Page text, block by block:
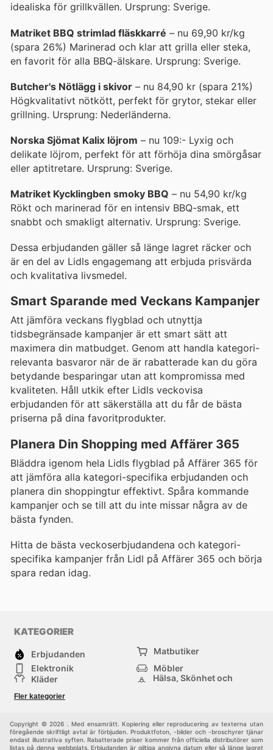
idealiska för grillkvällen. Ursprung: Sverige.
Matriket BBQ strimlad fläskkarré – nu 69,90 kr/kg
(spara 26%) Marinerad och klar att grilla eller steka,
en favorit för alla BBQ-älskare. Ursprung: Sverige.
Butcher's Nötlägg i skivor – nu 84,90 kr (spara 21%)
Högkvalitativt nötkött, perfekt för grytor, stekar eller
grillning. Ursprung: Nederländerna.
Norska Sjömat Kalix löjrom – nu 109:- Lyxig och
delikate löjrom, perfekt för att förhöja dina smörgåsar
eller aptitretare. Ursprung: Sverige.
Matriket Kycklingben smoky BBQ – nu 54,90 kr/kg
Rökt och marinerad för en intensiv BBQ-smak, ett
snabbt och smakligt alternativ. Ursprung: Sverige.
Dessa erbjudanden gäller så länge lagret räcker och
är en del av Lidls engagemang att erbjuda prisvärda
och kvalitativa livsmedel.
Smart Sparande med Veckans Kampanjer
Att jämföra veckans flygblad och utnyttja
tidsbegränsade kampanjer är ett smart sätt att
maximera din matbudget. Genom att handla kategori-
relevanta basvaror när de är rabatterade kan du göra
betydande besparingar utan att kompromissa med
kvaliteten. Håll utkik efter Lidls veckovisa
erbjudanden för att säkerställa att du får de bästa
priserna på dina favoritprodukter.
Planera Din Shopping med Affärer 365
Bläddra igenom hela Lidls flygblad på Affärer 365 för
att jämföra alla kategori-specifika erbjudanden och
planera din shoppingtur effektivt. Spåra kommande
kampanjer och se till att du inte missar några av de
bästa fynden.
Hitta de bästa veckoserbjudandena och kategori-
specifika kampanjer från Lidl på Affärer 365 och börja
spara redan idag.
KATEGORIER
Erbjudanden
Matbutiker
Elektronik
Möbler
Kläder
Hälsa, Skönhet och
Bygg & Trädgård
Fler kategorier
Copyright © 2026 . Med ensamrätt. Kopiering eller reproducering av texterna utan
föregående skriftligt avtal är förbjuden. Produktfoton, -bilder och -broschyrer tjänar
endast illustrativa syften. Rabatterade priser kommer från officiella distributörer som
listas på denna webbplats. Erbjudanden är giltiga angivna datum eller så länge lagret